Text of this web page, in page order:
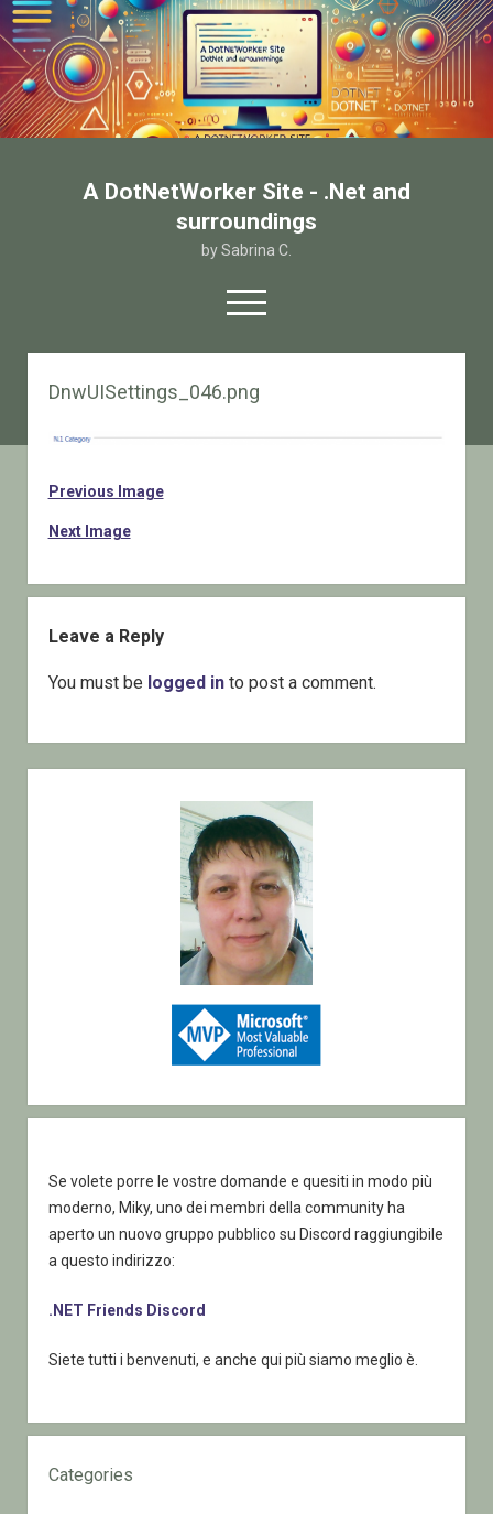
A DotNetWorker Site - .Net and
surroundings
by Sabrina C.
open
menu
twitterfacebook
email-form
DnwUISettings_046.png
Previous Image
Next Image
Leave a Reply
You must be logged into post a comment.
Se volete porre le vostre domande e quesiti in modo più
moderno, Miky, uno dei membri della community ha
aperto un nuovo gruppo pubblico su Discord raggiungibile
a questo indirizzo:
.NET Friends Discord
Siete tutti i benvenuti, e anche qui più siamo meglio è.
Categories